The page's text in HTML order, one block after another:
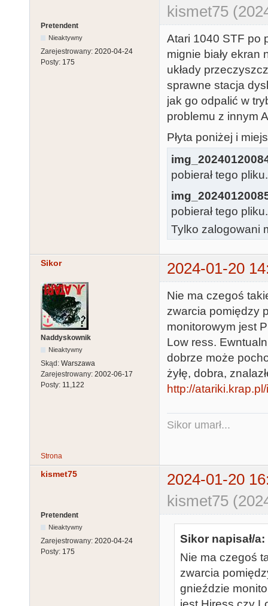
kismet75
Pretendent
Nieaktywny
Zarejestrowany: 2020-04-24
Posty: 175
Atari 1040 STF po
mignie biały
układy
sprawne stacja
jak go odpalić w
problemu z innym
Płyta poniżej i
pobierał tego
pobierał tego
Tylko zalogowani
Sikor 2024-01-20
Naddyskownik
Nieaktywny
Skąd: Warszawa
Zarejestrowany: 2002-06-17
Posty: 11,122
Nie ma czegoś
zwarcia pomiędzy
monitorowym jest
Low ress.
dobrze może
żyłę, dobra,
http://
Sikor umarł...
Strona
kismet75
2024-01-20
kismet75
Pretendent
Nieaktywny
Zarejestrowany: 2020-04-24
Posty: 175
Sikor napisał/a:
Nie ma czegoś
zwarcia
gnieździe